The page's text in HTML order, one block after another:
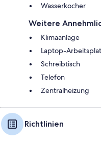
Wasserkocher
Weitere
Klimaanlage
Laptop-
Schreibtisch
Telefon
Zentralheizung
Richtlinien